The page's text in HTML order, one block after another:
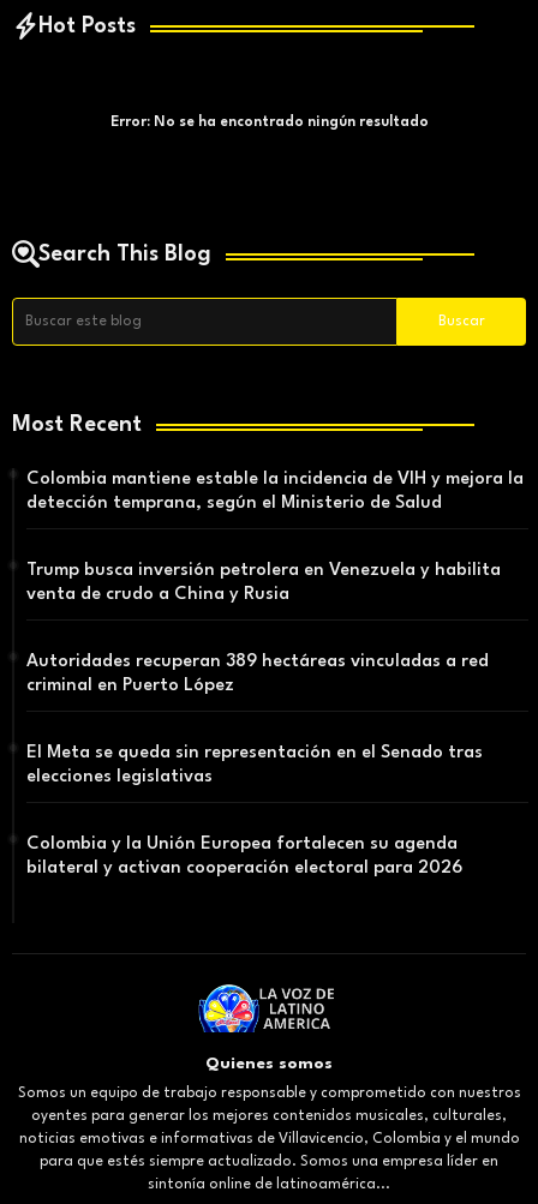
Hot Posts
Error:No se ha encontrado ningún resultado
Search This Blog
Most Recent
Colombia mantiene estable la incidencia de VIH y mejora la
detección temprana, según el Ministerio de Salud
Trump busca inversión petrolera en Venezuela y habilita
venta de crudo a China y Rusia
Autoridades recuperan 389 hectáreas vinculadas a red
criminal en Puerto López
El Meta se queda sin representación en el Senado tras
elecciones legislativas
Colombia y la Unión Europea fortalecen su agenda
bilateral y activan cooperación electoral para 2026
Quienes somos
Somos un equipo de trabajo responsable y comprometido con nuestros
oyentes para generar los mejores contenidos musicales, culturales,
noticias emotivas e informativas de Villavicencio, Colombia y el mundo
para que estés siempre actualizado. Somos una empresa líder en
sintonía online de latinoamérica...